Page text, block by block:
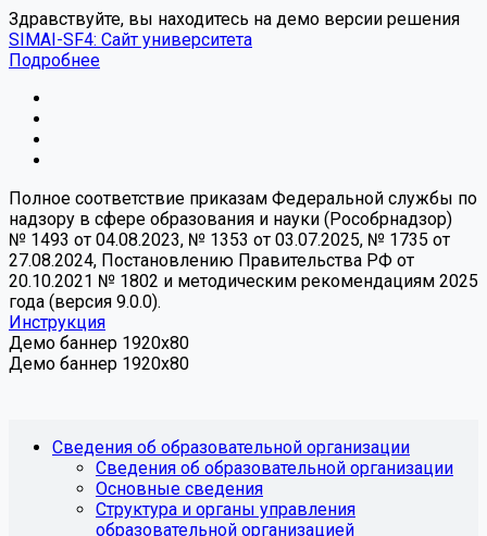
Здравствуйте, вы находитесь на демо версии решения
SIMAI-SF4: Сайт университета
Подробнее
Полное соответствие приказам Федеральной службы по
надзору в сфере образования и науки (Рособрнадзор)
№ 1493 от 04.08.2023, № 1353 от 03.07.2025, № 1735 от
27.08.2024, Постановлению Правительства РФ от
20.10.2021 № 1802 и методическим рекомендациям 2025
года (версия 9.0.0).
Инструкция
Демо баннер 1920x80
Демо баннер 1920x80
Сведения об образовательной организации
Сведения об образовательной организации
Основные сведения
Структура и органы управления
образовательной организацией